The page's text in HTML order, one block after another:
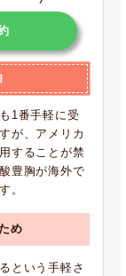
1番手軽に受
が、アメリカ
することが禁
豊胸が海外で
。
め
という手軽さ